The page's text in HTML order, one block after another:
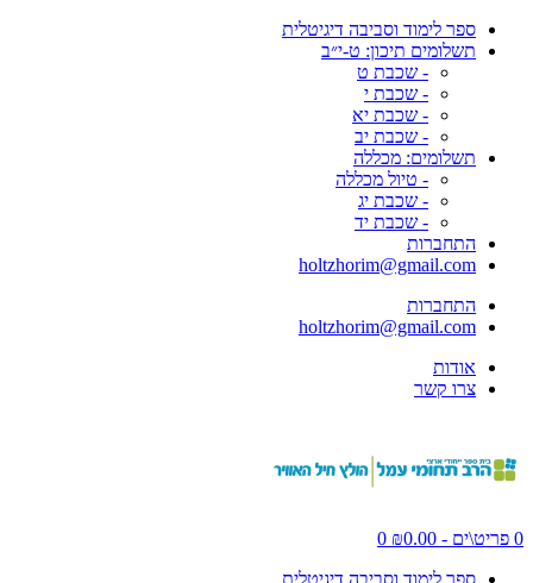
ספר לימוד וסביבה דיגיטלית
תשלומים תיכון: ט-י״ב
- שכבת ט
- שכבת י
- שכבת יא
- שכבת יב
תשלומים: מכללה
- טיול מכללה
- שכבת יג
- שכבת יד
התחברות
holtzhorim@gmail.com
התחברות
holtzhorim@gmail.com
אודות
צרו קשר
0 פריט\ים - ₪0.00
0
ספר לימוד וסביבה דיגיטלית